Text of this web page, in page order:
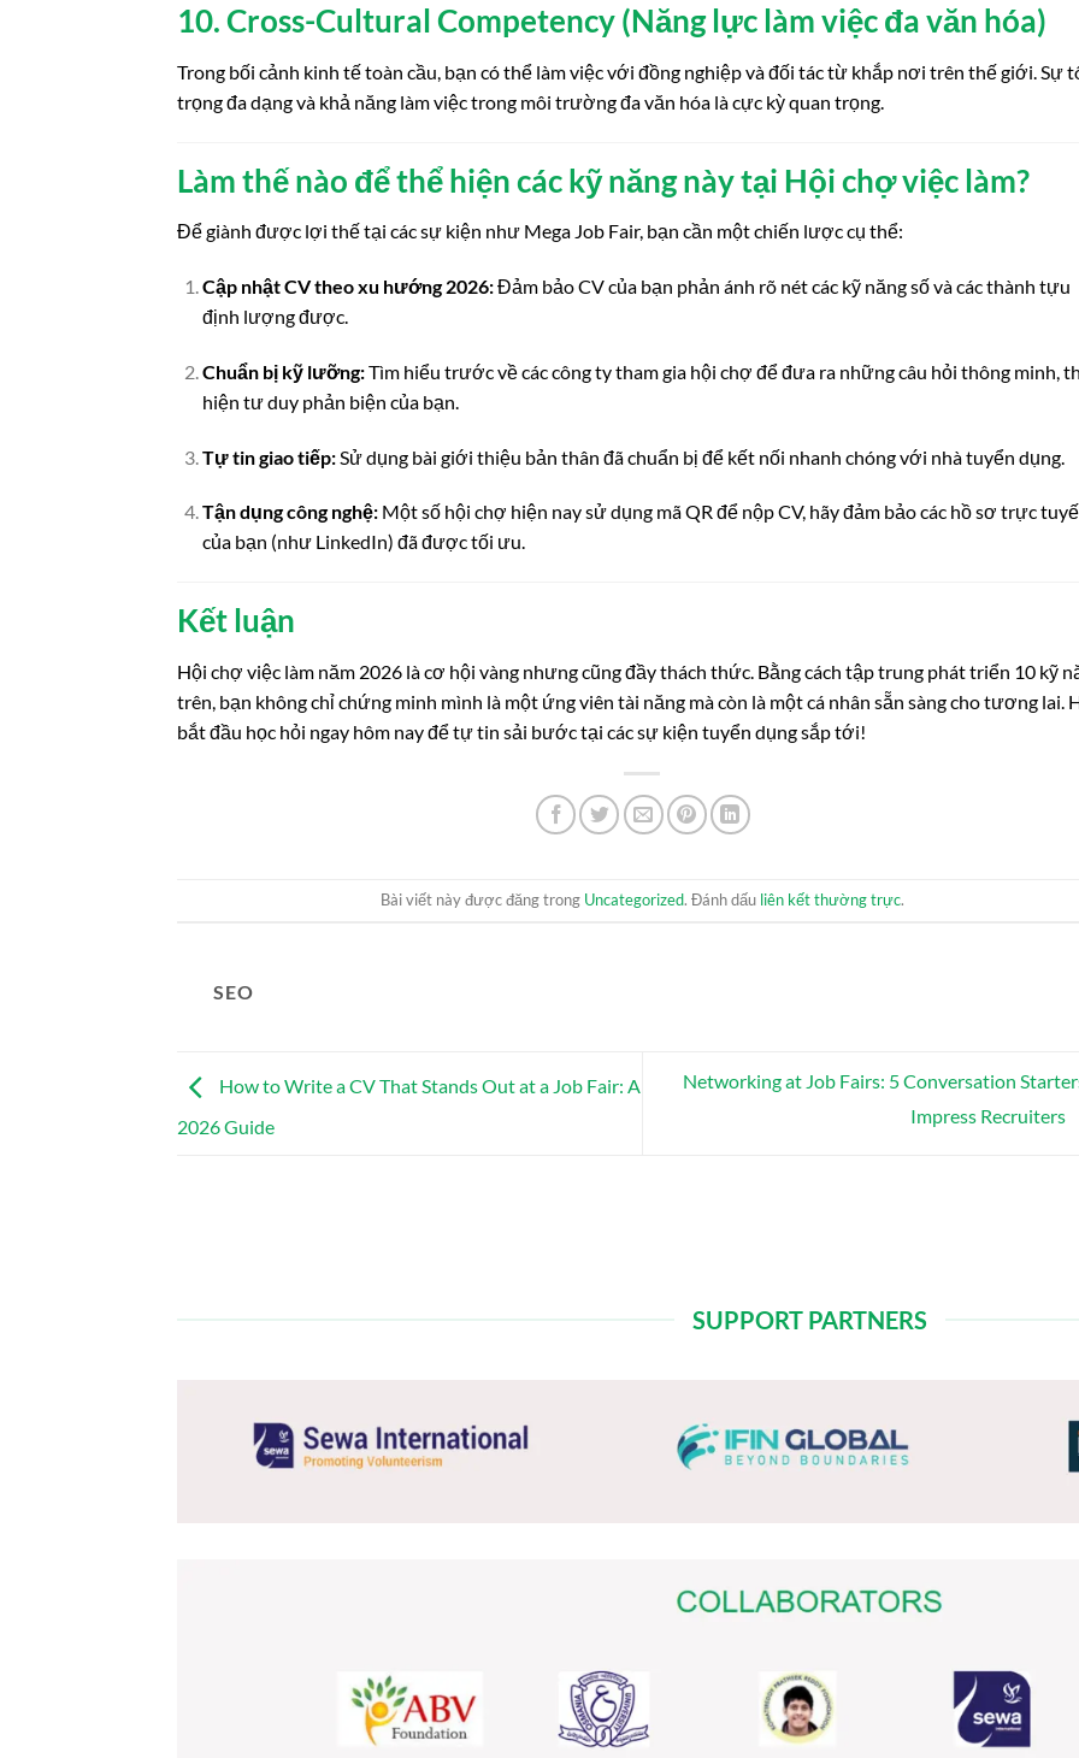
10. Cross-Cultural Competency (Năng lực làm việc đa văn hóa)
Trong bối cảnh kinh tế toàn cầu, bạn có thể làm việc với đồng nghiệp và đối tác từ khắp nơi trên thế giới. Sự
trọng đa dạng và khả năng làm việc trong môi trường đa văn hóa là cực kỳ quan trọng.
Làm thế nào để thể hiện các kỹ năng này tại Hội chợ việc làm?
Để giành được lợi thế tại các sự kiện như Mega Job Fair, bạn cần một chiến lược cụ thể:
Cập nhật CV theo xu hướng 2026:Đảm bảo CV của bạn phản ánh rõ nét các kỹ năng số và các thành tựu
định lượng được.
Chuẩn bị kỹ lưỡng:Tìm hiểu trước về các công ty tham gia hội chợ để đưa ra những câu hỏi thông minh,
hiện tư duy phản biện của bạn.
Tự tin giao tiếp:Sử dụng bài giới thiệu bản thân đã chuẩn bị để kết nối nhanh chóng với nhà tuyển dụng.
Tận dụng công nghệ:Một số hội chợ hiện nay sử dụng mã QR để nộp CV, hãy đảm bảo các hồ sơ trực
của bạn (như LinkedIn) đã được tối ưu.
Kết luận
Hội chợ việc làm năm 2026 là cơ hội vàng nhưng cũng đầy thách thức. Bằng cách tập trung phát triển 10 kỹ
trên, bạn không chỉ chứng minh mình là một ứng viên tài năng mà còn là một cá nhân sẵn sàng cho tương lai.
bắt đầu học hỏi ngay hôm nay để tự tin sải bước tại các sự kiện tuyển dụng sắp tới!
Bài viết này được đăng trong Uncategorized. Đánh dấu liên kết thường trực.
SEO
How to Write a CV That Stands Out at a Job Fair: A
2026 Guide
Networking at Job Fairs: 5 Conversation
Impress Recruiters
SUPPORT PARTNERS